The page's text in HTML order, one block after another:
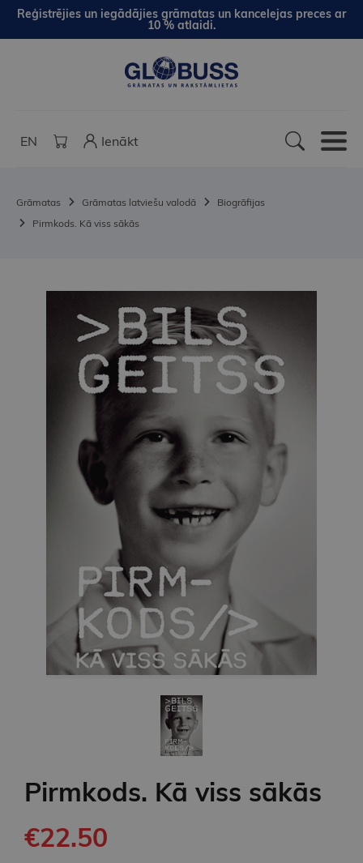
Reģistrējies un iegādājies grāmatas un kancelejas preces ar
10 % atlaidi.
EN Ienākt
Grāmatas Grāmatas latviešu valodā
Biogrāfijas
Pirmkods. Kā viss sākās
Pirmkods. Kā viss sākās
€22.50